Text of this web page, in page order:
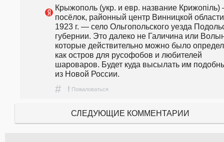
Крыжополь (укр. и евр. название
посёлок, районный центр Винницкой
1923 г. — село Ольгопольского уезда
губернии. Это далеко не Галичина или
которые действительно можно было
как остров для русофобов и любителей
шароваров. Будет куда высылать им
из Новой России.
# ! Пожаловаться
СЛЕДУЮЩИЕ КОММЕНТАРИИ